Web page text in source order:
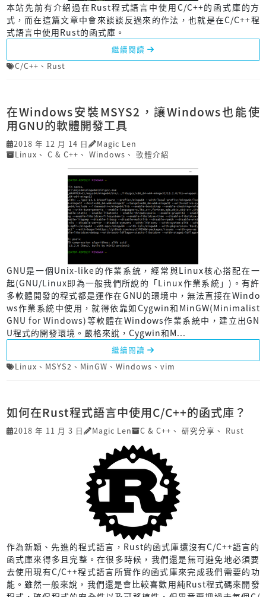
本站先前有介紹過在Rust程式語言中使用C/C++的函式庫的方
式，而在這篇文章中會來談談反過來的作法，也就是在C/C++程
式語言中使用Rust的函式庫。
繼續閱讀
C/C++ 、 Rust
在Windows安裝MSYS2，讓Windows也能使
用GNU的軟體開發工具
2018 年 12 月 14 日
Magic Len
Linux 、 C & C++ 、 Windows 、 軟體介紹
GNU是一個Unix-like的作業系統，經常與Linux核心搭配在一
起(GNU/Linux即為一般我們所說的「Linux作業系統」)。有許
多軟體開發的程式都是運作在GNU的環境中，無法直接在Windo
ws作業系統中使用，就得依靠如Cygwin和MinGW(Minimalist
GNU for Windows)等軟體在Windows作業系統中，建立出GN
U程式的開發環境。嚴格來說，Cygwin和M...
繼續閱讀
Linux 、 MSYS2 、 MinGW 、 Windows 、 vim
如何在Rust程式語言中使用C/C++的函式庫？
2018 年 11 月 3 日 Magic Len C & C++ 、 研究分享 、 Rust
作為新穎、先進的程式語言，Rust的函式庫還沒有C/C++語言的
函式庫來得多且完整。在很多時候，我們還是無可避免地必須要
去使用現有C/C++程式語言所實作的函式庫來完成我們需要的功
能。雖然一般來說，我們還是會比較喜歡用純Rust程式碼來開發